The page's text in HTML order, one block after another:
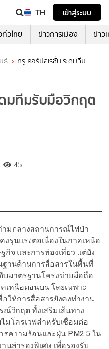
TH
เข้าสู่ระบบ
ทั่วไทย ข่าวการเมือง ข่าว
ธ์
ทรู คอร์ปอเรชั่น ระดมทีม
มทีมรับมือวิกฤต
45
ามกลางสถานการณ์ไฟป่า
รุนแรงต่อเนื่องในภาคเหนือ
กิจ และการท่องเที่ยว แต่ยัง
ฐานด้านการสื่อสารในพื้นที่
บมาตรฐานโครงข่ายมือถือ
เหนือตอนบน โดยเฉพาะ
อให้การสื่อสารยังคงทำงาน
ณ์วิกฤต ทั้งเสริมเส้นทาง
มโครเวฟสำหรับเชื่อมต่อ
ความร้อนและฝุ่น PM2.5 ใน
นสำรองพิเศษ เพื่อรองรับ